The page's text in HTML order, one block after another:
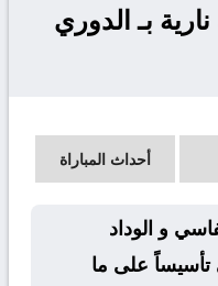
بـ الدوري
أحداث المباراة
و الوداد
تأسيساً على ما